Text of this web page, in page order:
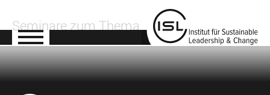
Seminare zum Thema